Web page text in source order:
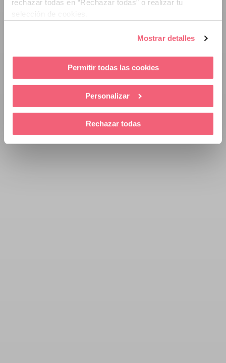
rechazar todas en “Rechazar todas” o realizar tu
Mostrar detalles
Permitir todas las cookies
Personalizar
Rechazar todas